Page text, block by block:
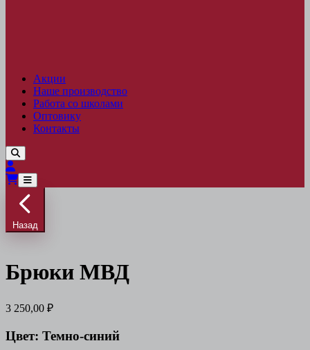
Акции
Наше производство
Работа со школами
Оптовику
Контакты
Назад
Брюки МВД
3 250,00 ₽
Цвет: Темно-синий